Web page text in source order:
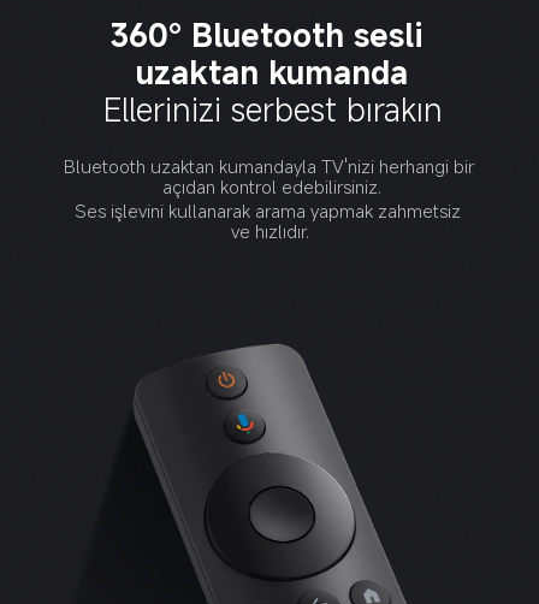
360° Bluetooth sesli
uzaktan kumanda
Ellerinizi serbest bırakın
Bluetooth uzaktan kumandayla TV'nizi herhangi bir
açıdan kontrol edebilirsiniz.
Ses işlevini kullanarak arama yapmak zahmetsiz
ve hızlıdır.